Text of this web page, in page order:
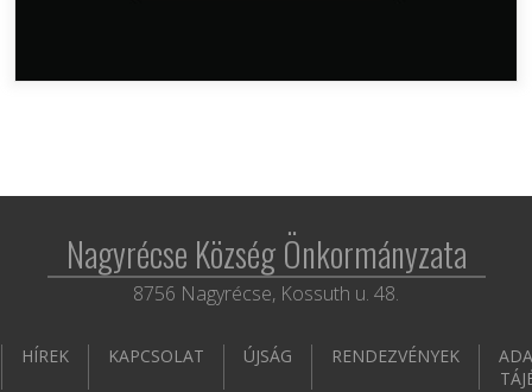
Nagyrécse Község Önkormányzata
8756 Nagyrécse, Kossuth u. 48.
HÍREK KAPCSOLAT ÚJSÁG RENDEZVÉNYEK